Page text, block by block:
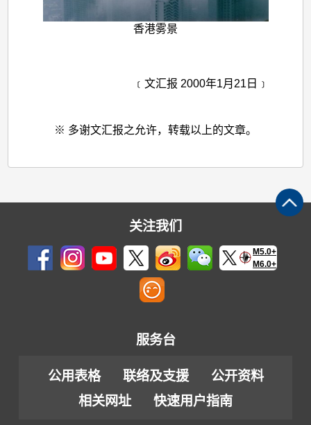
香港雾景
﹝文汇报 2000年1月21日﹞
※ 多谢文汇报之允许，转载以上的文章。
关注我们
M5.0+
M6.0+
服务台
公用表格 联络及支援
公开资料
相关网址
快速用户指南